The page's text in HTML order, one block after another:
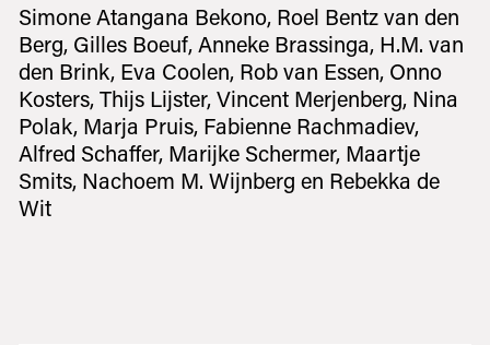
Simone Atangana Bekono, Roel Bentz van den
Berg, Gilles Boeuf, Anneke Brassinga, H.M. van
den Brink, Eva Coolen, Rob van Essen, Onno
Kosters, Thijs Lijster, Vincent Merjenberg, Nina
Polak, Marja Pruis, Fabienne Rachmadiev,
Alfred Schaffer, Marijke Schermer, Maartje
Smits, Nachoem M. Wijnberg en Rebekka de
Wit